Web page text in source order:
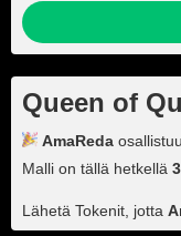
Queen of
AmaReda
Malli on tällä hetkellä
Lähetä Tokenit, jotta